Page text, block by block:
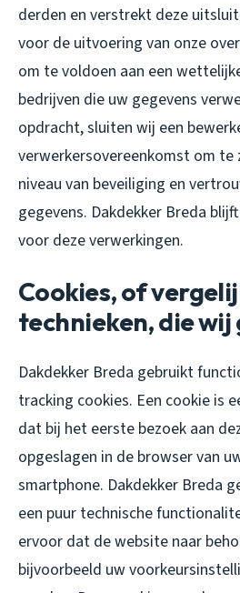
derden en verstrekt deze
voor de uitvoering van onze
om te voldoen aan een
bedrijven die uw gegevens
opdracht, sluiten wij een
verwerkersovereenkomst om
niveau van beveiliging en
gegevens. Dakdekker Breda
voor deze verwerkingen.
Cookies, of
technieken, die wij
Dakdekker Breda gebruikt
tracking cookies. Een cookie is
dat bij het eerste bezoek aan
opgeslagen in de browser van
smartphone. Dakdekker Breda
een puur technische
ervoor dat de website naar
bijvoorbeeld uw